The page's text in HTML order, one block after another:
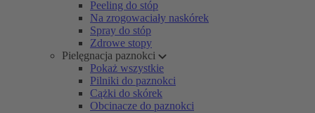
Peeling do stóp
Na zrogowaciały naskórek
Spray do stóp
Zdrowe stopy
Pielęgnacja paznokci
Pokaż wszystkie
Pilniki do paznokci
Cążki do skórek
Obcinacze do paznokci